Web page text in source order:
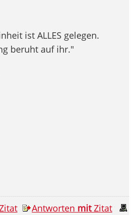
ist ALLES gelegen.
beruht auf ihr."
Antworten mitZitat